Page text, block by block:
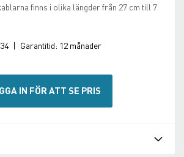
finns i olika längder från 27 cm till 7
| Garantitid: 12 månader
IN FÖR ATT SE PRIS